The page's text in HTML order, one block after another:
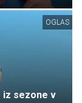
OGLAS
iz sezone v